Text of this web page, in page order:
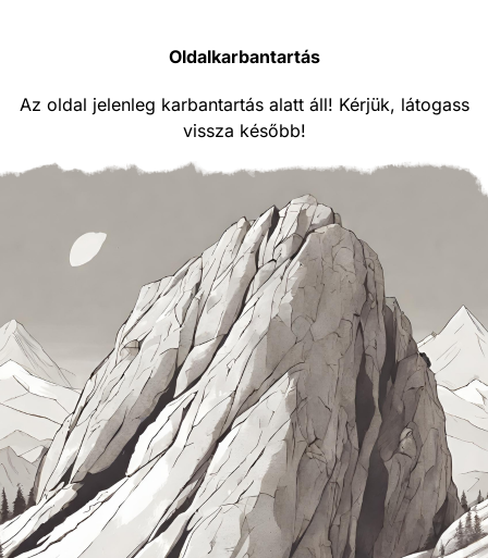
Oldalkarbantartás
Az oldal jelenleg karbantartás alatt áll! Kérjük, látogass
vissza később!